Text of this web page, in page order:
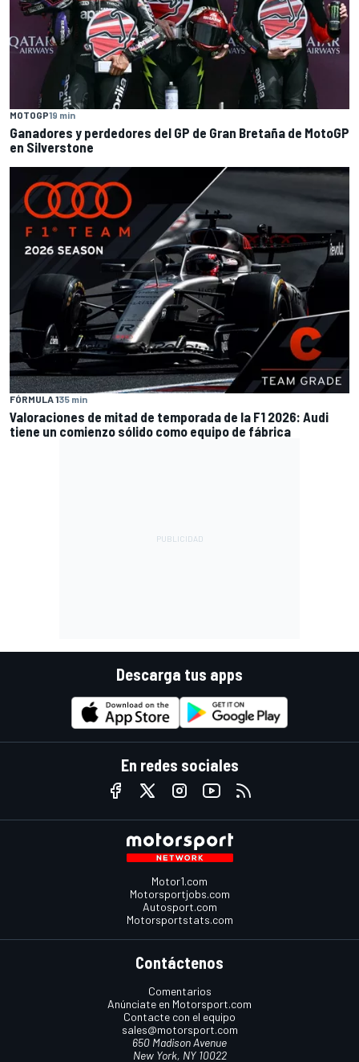
MOTOGP19 min
Ganadores y perdedores del GP de Gran Bretaña de MotoGP
en Silverstone
FÓRMULA 135 min
Valoraciones de mitad de temporada de la F1 2026: Audi
tiene un comienzo sólido como equipo de fábrica
Descarga tus apps
En redes sociales
Motor1.com
Motorsportjobs.com
Autosport.com
Motorsportstats.com
Contáctenos
Comentarios
Anúnciate en Motorsport.com
Contacte con el equipo
sales@motorsport.com
650 Madison Avenue
New York, NY 10022